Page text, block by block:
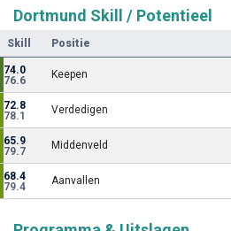
Dortmund Skill / Potentieel
Skill Positie
74.0
76.6
Keepen
72.8
78.1
Verdedigen
65.9
79.7
Middenveld
68.4
79.4
Aanvallen